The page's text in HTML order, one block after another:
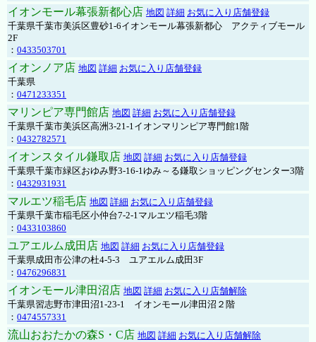
イオンモール幕張新都心店 地図 詳細 お気に入り店舗登録
千葉県千葉市美浜区豊砂1-6イオンモール幕張新都心 アクティブモール
2F
： 0433503701
イオンノア店 地図 詳細 お気に入り店舗登録
千葉県
： 0471233351
マリンピア専門館店 地図 詳細 お気に入り店舗登録
千葉県千葉市美浜区高洲3-21-1イオンマリンピア専門館1階
： 0432782571
イオンスタイル鎌取店 地図 詳細 お気に入り店舗登録
千葉県千葉市緑区おゆみ野3-16-1ゆみ～る鎌取ショッピングセンター3階
： 0432931931
マルエツ稲毛店 地図 詳細 お気に入り店舗登録
千葉県千葉市稲毛区小仲台7-2-1マルエツ稲毛3階
： 0433103860
ユアエルム成田店 地図 詳細 お気に入り店舗登録
千葉県成田市公津の杜4-5-3 ユアエルム成田3F
： 0476296831
イオンモール津田沼店 地図 詳細 お気に入り店舗解除
千葉県習志野市津田沼1-23-1 イオンモール津田沼２階
： 0474557331
流山おおたかの森S・C店 地図 詳細 お気に入り店舗解除